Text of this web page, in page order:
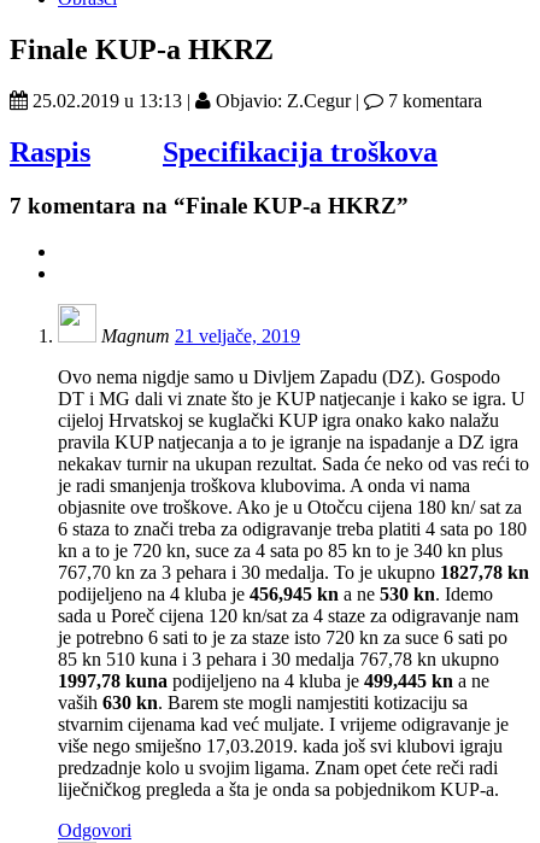
Finale KUP-a HKRZ
25.02.2019 u 13:13 | Objavio: Z.Cegur | 7 komentara
Raspis Specifikacija troškova
7 komentara na “Finale KUP-a HKRZ”
Magnum 21 veljače, 2019
Ovo nema nigdje samo u Divljem Zapadu (DZ). Gospodo
DT i MG dali vi znate što je KUP natjecanje i kako se igra. U
cijeloj Hrvatskoj se kuglački KUP igra onako kako nalažu
pravila KUP natjecanja a to je igranje na ispadanje a DZ igra
nekakav turnir na ukupan rezultat. Sada će neko od vas reći to
je radi smanjenja troškova klubovima. A onda vi nama
objasnite ove troškove. Ako je u Otočcu cijena 180 kn/ sat za
6 staza to znači treba za odigravanje treba platiti 4 sata po 180
kn a to je 720 kn, suce za 4 sata po 85 kn to je 340 kn plus
767,70 kn za 3 pehara i 30 medalja. To je ukupno 1827,78 kn
podijeljeno na 4 kluba je 456,945 kn a ne 530 kn. Idemo
sada u Poreč cijena 120 kn/sat za 4 staze za odigravanje nam
je potrebno 6 sati to je za staze isto 720 kn za suce 6 sati po
85 kn 510 kuna i 3 pehara i 30 medalja 767,78 kn ukupno
1997,78 kuna podijeljeno na 4 kluba je 499,445 kn a ne
vaših 630 kn. Barem ste mogli namjestiti kotizaciju sa
stvarnim cijenama kad već muljate. I vrijeme odigravanje je
više nego smiješno 17,03.2019. kada još svi klubovi igraju
predzadnje kolo u svojim ligama. Znam opet ćete reči radi
liječničkog pregleda a šta je onda sa pobjednikom KUP-a.
Odgovori